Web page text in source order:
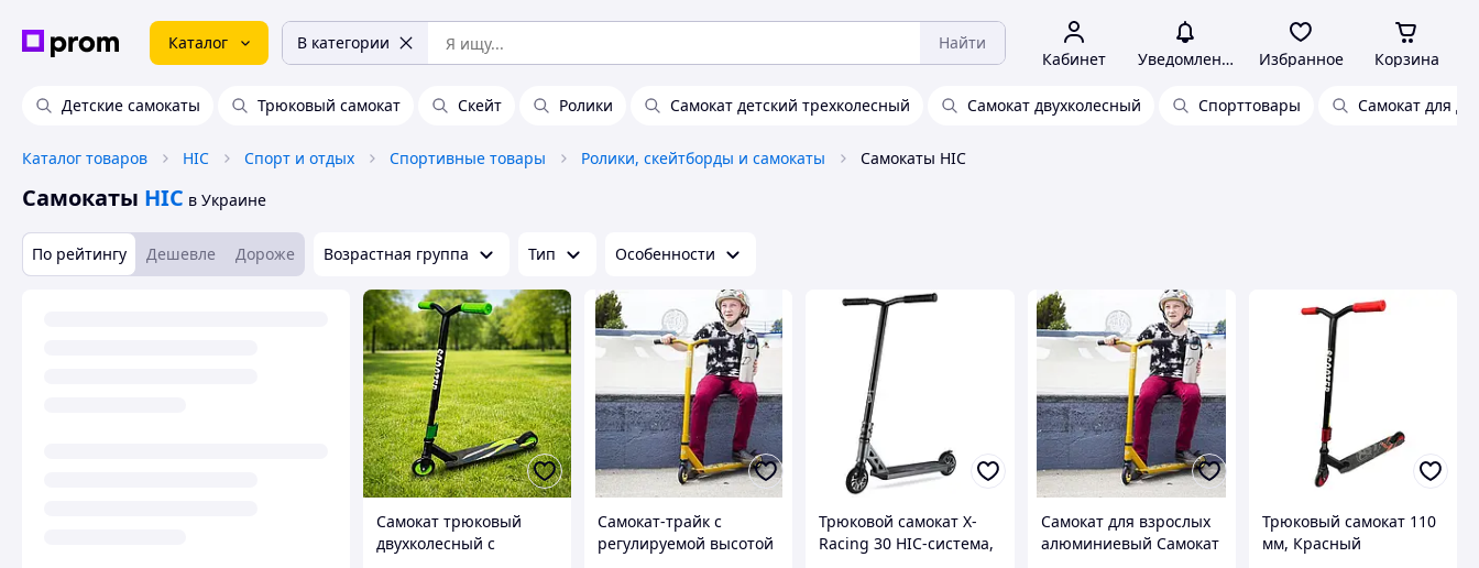
Каталог В категории Найти
Кабинет Уведомления Избранное Корзина
Детские самокаты Трюковый самокат Скейт Ролики Самокат детский трехколесный Самокат двухколесный Спорттовары Самокат для
Каталог товаров HIC Спорт и отдых Спортивные товары Ролики, скейтборды и самокаты Самокаты HIC
Самокаты HIC в Украине
По рейтингу Дешевле Дороже Возрастная группа Тип Особенности
Самокат трюковый
двухколесный с
Самокат-трайк с
регулируемой высотой
Трюковой самокат X-
Racing 30 HIC-система,
Самокат для взрослых
алюминиевый Самокат
Трюковый самокат 110
мм, Красный